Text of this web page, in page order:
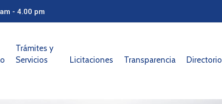
- 4.00 pm
Trámites y
Servicios
Licitaciones Transparencia Directorio